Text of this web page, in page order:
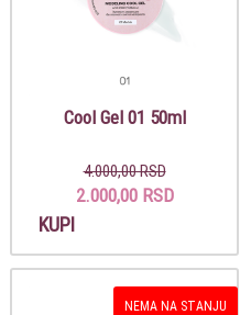
Cool Gel 01 50ml
4.000,00 RSD
2.000,00 RSD
KUPI
NEMA NA STANJU